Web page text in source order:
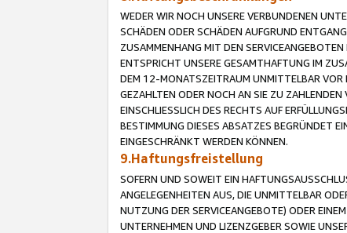
WEDER WIR NOCH UNSERE VERBUNDENEN
SCHÄDEN ODER SCHÄDEN AUFGRUND
ZUSAMMENHANG MIT DEN
ENTSPRICHT UNSERE GESAMTHAFTUNG IM
DEM 12-MONATSZEITRAUM UNMITTELBAR VOR
GEZAHLTEN ODER NOCH AN SIE ZU
EINSCHLIESSLICH DES RECHTS AUF
BESTIMMUNG DIESES ABSATZES BEGRÜNDET
EINGESCHRÄNKT WERDEN KÖNNEN.
9.Haftungsfreistellung
SOFERN UND SOWEIT EIN
ANGELEGENHEITEN AUS, DIE UNMITTELBAR
NUTZUNG DER SERVICEANGEBOTE) ODER
UNTERNEHMEN UND LIZENZGEBER SOWIE